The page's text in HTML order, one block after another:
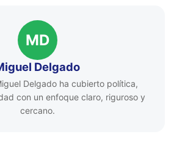
MD
Delgado
Delgado ha cubierto política,
con un enfoque claro, riguroso y
cercano.